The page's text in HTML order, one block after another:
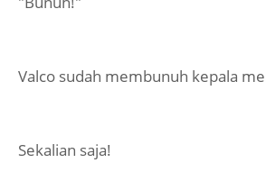
Valco sudah membunuh kepala
Sekalian saja!